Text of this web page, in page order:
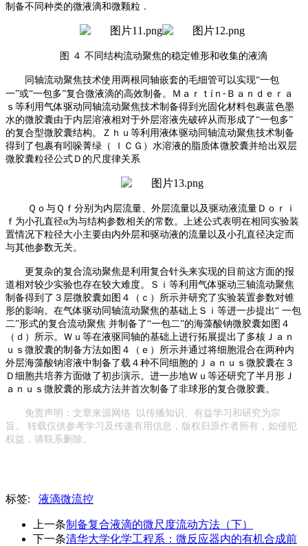
制备不同种类的微液滴和微颗粒．
图 ４ 不同结构流动聚焦的稳定锥形和收集的液滴
同轴流动聚焦技术使用两根同轴嵌套的毛细管可以实现“一包
一”或“一包多”复合微液滴的高效制备 。 Ｍａｒｔ íｎ⁃Ｂａｎｄｅｒａ
ｓ等利用气体驱动同轴流动聚焦技术制备得到光固化材料包裹蓝色墨
水的微胶囊由于内层溶液相对于外层溶液先破碎从而形成了“一包多”
的复合型微胶囊结构 。
Ｚｈｕ等利用液体驱动同轴流动聚焦技术制备
得到了包裹有吲哚菁绿（
ＩＣＧ）水溶液的脂质体微胶囊并给出双层
微胶囊粒径公式Ｄ的尺度律关系
Ｑｏ与Ｑｆ分别为内层流量、外层流量以及驱动液流量Ｄｏｒｉ
ｆ为小孔直径α为与结构参数相关的常数 。
上述公式表明在相同实验装
置情况下粒径大小主要由内外层和驱动液的流量以及小孔直径决定而
与其他参数无关。
更复杂的复合流动聚焦是利用复合针头来实现的目前这方面的报
道相对较少实验也存在较大难度。
Ｓｉ等利用气体驱动三轴流动聚焦
制备得到了３层微胶囊如图４（ｃ）所示并研究了实验装置参数对锥
形的影响 。 在气体驱动同轴流动聚焦的基础上Ｓｉ等进一步提出“ 一包
二”形式的复合流动聚焦 并制备了“一包二”的海藻酸钠微胶囊如图４
（ｄ）所示。 Ｗｕ等在液驱同轴的基础上进行拓展提出了多核Ｊａｎ
ｕｓ微胶囊的制备方法如图４（ｅ）所示并通过将细胞混合在两种内
外层海藻酸钠溶液中制备了载４种不同细胞的Ｊａｎｕｓ微胶囊在３
Ｄ细胞共培养方面做了初步演示。 进一步地Ｗｕ等还研究了半月形Ｊ
ａｎｕｓ微胶囊的形成方法并首次制备了非球形的复合微胶囊。
免责声明：文章来源网络 以传播知识、有益学习和研究为宗
旨。 转载仅供参考学习及传递有用信息，版权归原作者所有，如侵犯
权益，请联系删除。
标签: 液滴微流控
上一条制备复合液滴的微尺度流动方法（下）
下一条清华大学化学工程系：微反应器内的有机合成前